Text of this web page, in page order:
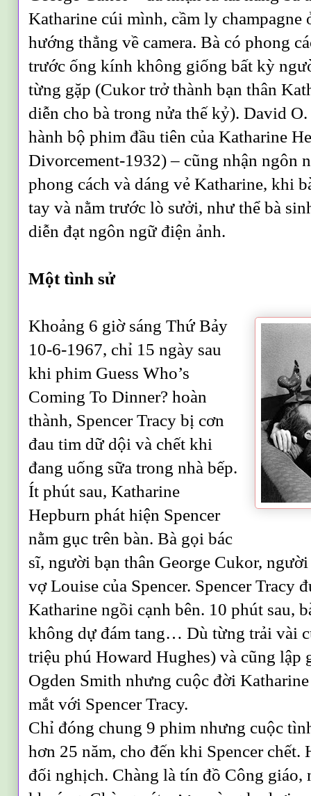
Katharine cúi mình, cầm ly champagne
hướng thẳng về camera. Bà có phong
trước ống kính không giống bất kỳ
từng gặp (Cukor trở thành bạn thân
diễn cho bà trong nửa thế kỷ). David
hành bộ phim đầu tiên của Katharine
Divorcement-1932) – cũng nhận ngôn
phong cách và dáng vẻ Katharine, khi
tay và nằm trước lò sưởi, như thể bà
diễn đạt ngôn ngữ điện ảnh.
Một tình sử
Khoảng 6 giờ sáng Thứ Bảy
10-6-1967, chỉ 15 ngày sau
khi phim Guess Who’s
Coming To Dinner? hoàn
thành, Spencer Tracy bị cơn
đau tim dữ dội và chết khi
đang uống sữa trong nhà bếp.
Ít phút sau, Katharine
Hepburn phát hiện Spencer
nằm gục trên bàn. Bà gọi bác
sĩ, người bạn thân George Cukor,
vợ Louise của Spencer. Spencer Tracy
Katharine ngồi cạnh bên. 10 phút sau,
không dự đám tang… Dù từng trải vài
triệu phú Howard Hughes) và cũng
Ogden Smith nhưng cuộc đời
mắt với Spencer Tracy.
Chỉ đóng chung 9 phim nhưng cuộc
hơn 25 năm, cho đến khi Spencer
đối nghịch. Chàng là tín đồ Công giáo,